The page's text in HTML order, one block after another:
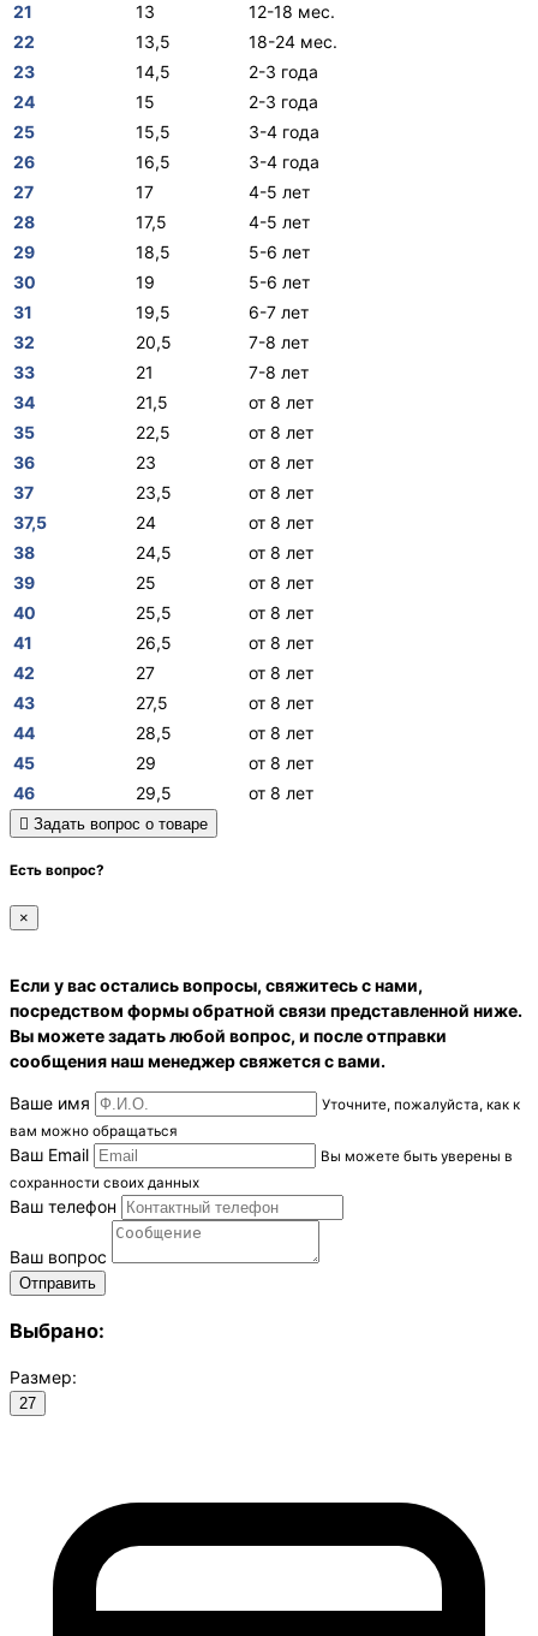
21 13
12-18 мес.
22
13,5
18-24 мес.
23
14,5
2-3 года
24
15
2-3 года
25
15,5
3-4 года
26
16,5
3-4 года
27
17
4-5 лет
28
17,5
4-5 лет
29
18,5
5-6 лет
30
19
5-6 лет
31
19,5
6-7 лет
32
20,5
7-8 лет
33
21
7-8 лет
34
21,5
от 8 лет
35
22,5
от 8 лет
36
23
от 8 лет
37
23,5
от 8 лет
37,5
24
от 8 лет
38
24,5
от 8 лет
39
25
от 8 лет
40
25,5
от 8 лет
41
26,5
от 8 лет
42
27
от 8 лет
43
27,5
от 8 лет
44
28,5
от 8 лет
45
29
от 8 лет
46
29,5 от 8 лет
Задать вопрос о товаре
Есть вопрос?
×
Если у вас остались вопросы, свяжитесь с нами,
посредством формы обратной связи представленной ниже.
Вы можете задать любой вопрос, и после отправки
сообщения наш менеджер свяжется с вами.
Ваше имя
Уточните, пожалуйста, как к
вам можно обращаться
Ваш Email
Вы можете быть уверены в
сохранности своих данных
Ваш телефон
Ваш вопрос
Выбрано:
Размер:
27